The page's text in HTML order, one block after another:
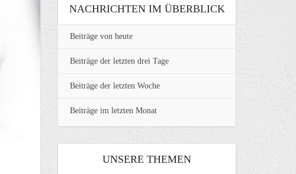
NACHRICHTEN IM ÜBERBLICK
Beiträge von heute
Beiträge der letzten drei Tage
Beiträge der letzten Woche
Beiträge im letzten Monat
UNSERE THEMEN